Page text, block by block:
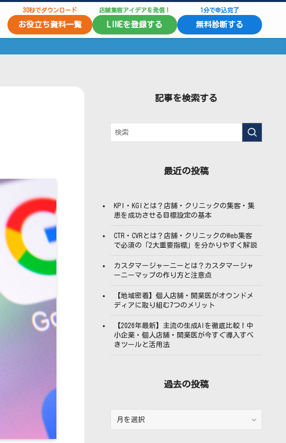
30秒でダウンロード
お役立ち資料一覧
店舗集客アイデアを発信！
LINEを登録する
1分で申込完了
無料診断する
記事を検索する
最近の投稿
KPI・KGIとは？店舗・クリニックの集客・集
患を成功させる目標設定の基本
CTR・CVRとは？店舗・クリニックのWeb集客
で必須の「2大重要指標」を分かりやすく解説
カスタマージャーニーとは？カスタマージャ
ーニーマップの作り方と注意点
【地域密着】個人店舗・開業医がオウンドメ
ディアに取り組む7つのメリット
【2026年最新】主流の生成AIを徹底比較！中
小企業・個人店舗・開業医が今すぐ導入すべ
きツールと活用法
過去の投稿